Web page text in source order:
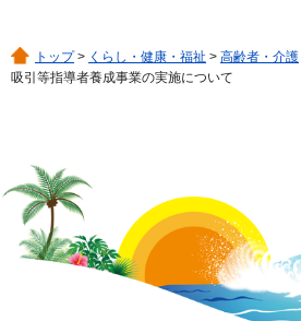
トップ> くらし・健康・福祉 > 高齢者・介護
吸引等指導者養成事業の実施について